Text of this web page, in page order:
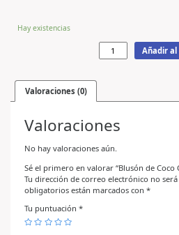
Hay existencias
Añadir
Valoraciones (0)
Valoraciones
No hay valoraciones aún.
Sé el primero en valorar “Blusón de Coco
Tu dirección de correo electrónico no
obligatorios están marcados con *
Tu puntuación *